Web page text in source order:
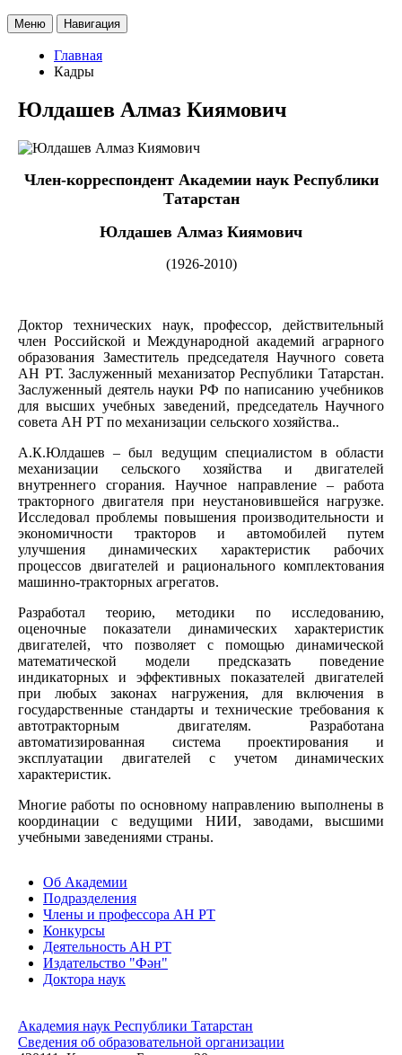
Меню Навигация
Главная
Кадры
Юлдашев Алмаз Киямович
Член-корреспондент Академии наук Республики
Татарстан
Юлдашев Алмаз Киямович
(1926-2010)
Доктор технических наук, профессор, действительный
член Российской и Международной академий аграрного
образования Заместитель председателя Научного совета
АН РТ. Заслуженный механизатор Республики Татарстан.
Заслуженный деятель науки РФ по написанию учебников
для высших учебных заведений, председатель Научного
совета АН РТ по механизации сельского хозяйства..
А.К.Юлдашев – был ведущим специалистом в области
механизации сельского хозяйства и двигателей
внутреннего сгорания. Научное направление – работа
тракторного двигателя при неустановившейся нагрузке.
Исследовал проблемы повышения производительности и
экономичности тракторов и автомобилей путем
улучшения динамических характеристик рабочих
процессов двигателей и рационального комплектования
машинно-тракторных агрегатов.
Разработал теорию, методики по исследованию,
оценочные показатели динамических характеристик
двигателей, что позволяет с помощью динамической
математической модели предсказать поведение
индикаторных и эффективных показателей двигателей
при любых законах нагружения, для включения в
государственные стандарты и технические требования к
автотракторным двигателям. Разработана
автоматизированная система проектирования и
эксплуатации двигателей с учетом динамических
характеристик.
Многие работы по основному направлению выполнены в
координации с ведущими НИИ, заводами, высшими
учебными заведениями страны.
Об Академии
Подразделения
Члены и профессора АН РТ
Конкурсы
Деятельность АН РТ
Издательство "Фән"
Доктора наук
Академия наук Республики Татарстан
Сведения об образовательной организации